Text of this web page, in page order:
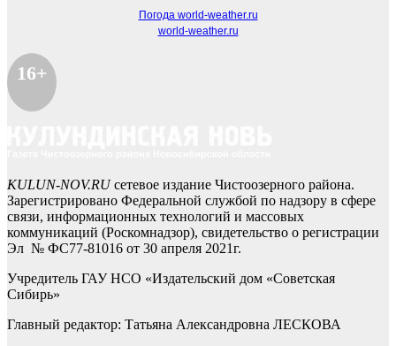
Погода world-weather.ru
world-weather.ru
16+
KULUN-NOV.RUсетевое издание Чистоозерного района.
Зарегистрировано Федеральной службой по надзору в сфере
связи, информационных технологий и массовых
коммуникаций (Роскомнадзор), свидетельство о регистрации
Эл № ФС77-81016 от 30 апреля 2021г.
Учредитель ГАУ НСО «Издательский дом «Советская
Сибирь»
Главный редактор: Татьяна Александровна ЛЕСКОВА